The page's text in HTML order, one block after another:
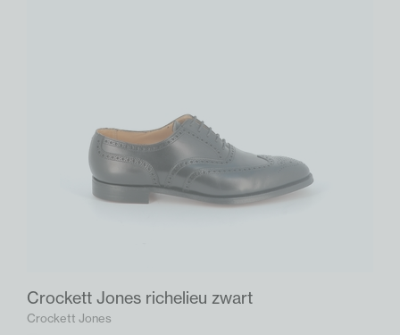
Crockett Jones richelieu zwart
Crockett Jones